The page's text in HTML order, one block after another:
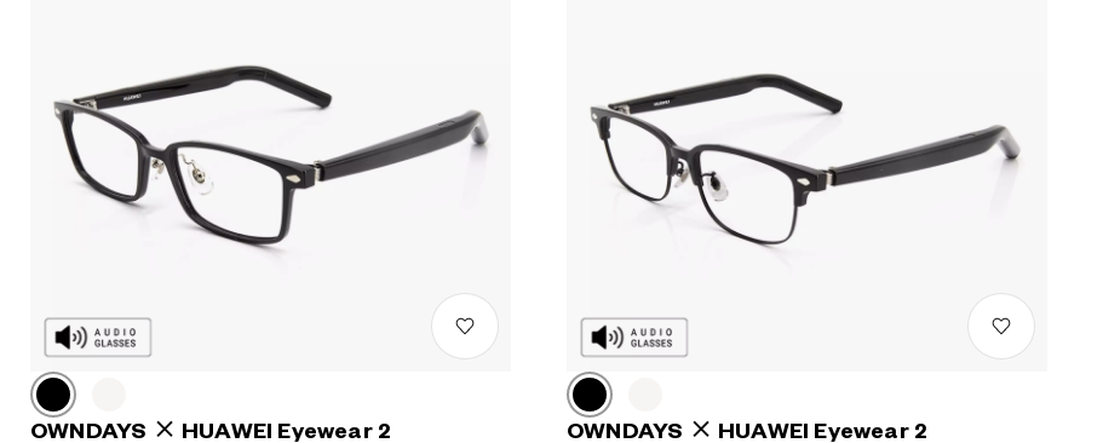
OWNDAYS × HUAWEI Eyewear 2 OWNDAYS × HUAWEI Eyewear 2